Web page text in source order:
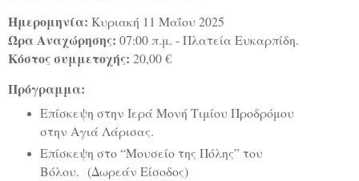
Ημερομηνία: Κυριακή 11 Μαΐου 2025
Ώρα Αναχώρησης: 07:00 π.μ. - Πλατεία Ευκαρπίδη.
Κόστος συμμετοχής: 20,00 €
Πρόγραμμα:
Επίσκεψη στην Ιερά Μονή Τιμίου Προδρόμου
στην Αγιά Λάρισας.
Επίσκεψη στο “Μουσείο της Πόλης” του
Βόλου. (Δωρεάν Είσοδος)